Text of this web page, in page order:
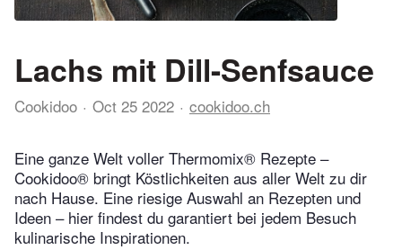
Lachs mit Dill-Senfsauce
Cookidoo Oct 25 2022 cookidoo.ch
Eine ganze Welt voller Thermomix® Rezepte –
Cookidoo® bringt Köstlichkeiten aus aller Welt zu dir
nach Hause. Eine riesige Auswahl an Rezepten und
Ideen – hier findest du garantiert bei jedem Besuch
kulinarische Inspirationen.